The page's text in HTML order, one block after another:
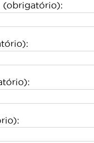
(obrigatório):